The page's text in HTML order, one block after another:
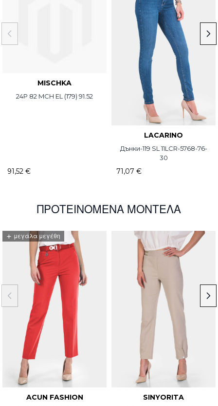
MISCHKA
24P 82 MCH EL (179) 91.52
91,52 €
LACARINO
Дънки-119 SL 11LCR-5768-76-
30
71,07 €
ΠΡΟΤΕΙΝΌΜΕΝΑ ΜΟΝΤΈΛΑ
+ μεγάλα μεγέθη
ACUN FASHION SINYORITA